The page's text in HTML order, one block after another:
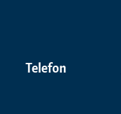
Telefon